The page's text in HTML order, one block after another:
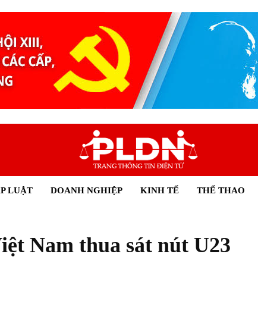
LUẬT DOANH NGHIỆP KINH TẾ THỂ THAO
Nam thua sát nút U23